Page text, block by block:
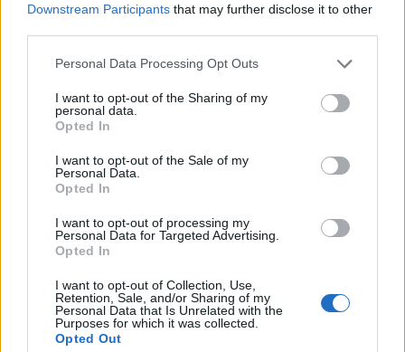
Downstream Participants that may further disclose it to other
Personal Data Processing Opt Outs
I want to opt-out of the Sharing of my
personal data.
Opted In
I want to opt-out of the Sale of my
Personal Data.
Opted In
I want to opt-out of processing my
Personal Data for Targeted Advertising.
Opted In
I want to opt-out of Collection, Use,
Retention, Sale, and/or Sharing of my
Personal Data that Is Unrelated with the
Purposes for which it was collected.
Opted Out
OOO 4 SPORT, Прешов
+ 421 51 7720705­
+421 51 7720706­
4sport@4sport.sk
организация, проведение и опосредствование
спортивных, культурных и общественных мероприятий,
семинарей и курсов посредническую деятельность в
области спорта
посредническaя деятельность в области спорта
рекламнaя деятельность разного рода
маркетинг